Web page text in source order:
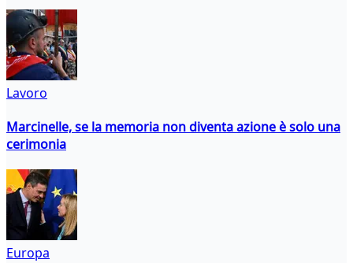
Lavoro
Marcinelle, se la memoria non diventa azione è solo una
cerimonia
Europa